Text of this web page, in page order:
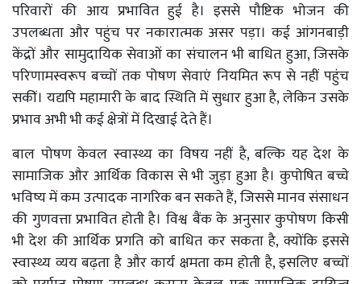
परिवारों की आय प्रभावित हुई है। इससे पौष्टिक भोजन की
उपलब्धता और पहुंच पर नकारात्मक असर पड़ा। कई आंगनबाड़ी
केंद्रों और सामुदायिक सेवाओं का संचालन भी बाधित हुआ, जिसके
परिणामस्वरूप बच्चों तक पोषण सेवाएं नियमित रूप से नहीं पहुंच
सकीं। यद्यपि महामारी के बाद स्थिति में सुधार हुआ है, लेकिन उसके
प्रभाव अभी भी कई क्षेत्रों में दिखाई देते हैं।
बाल पोषण केवल स्वास्थ्य का विषय नहीं है, बल्कि यह देश के
सामाजिक और आर्थिक विकास से भी जुड़ा हुआ है। कुपोषित बच्चे
भविष्य में कम उत्पादक नागरिक बन सकते हैं, जिससे मानव संसाधन
की गुणवत्ता प्रभावित होती है। विश्व बैंक के अनुसार कुपोषण किसी
भी देश की आर्थिक प्रगति को बाधित कर सकता है, क्योंकि इससे
स्वास्थ्य व्यय बढ़ता है और कार्य क्षमता कम होती है, इसलिए बच्चों